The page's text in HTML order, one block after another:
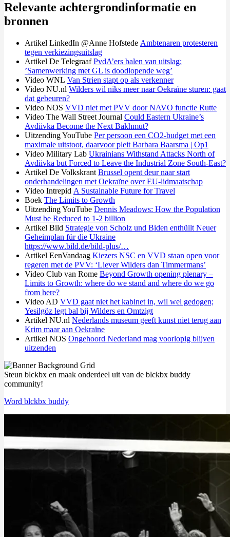
Relevante achtergrondinformatie en
bronnen
Artikel LinkedIn @Anne Hofstede Ambtenaren protesteren
tegen verkiezingsuitslag
Artikel De TelegraafPvdA’ers balen van uitslag:
’Samenwerking met GL is doodlopende weg’
Video WNL Van Strien stapt op als verkenner
Video NU.nl Wilders wil niks meer naar Oekraïne sturen: gaat
dat gebeuren?
Video NOS VVD niet met PVV door NAVO functie Rutte
Video The Wall Street Journal Could Eastern Ukraine’s
Avdiivka Become the Next Bakhmut?
Uitzending YouTube Per persoon een CO2-budget met een
maximale uitstoot, daarvoor pleit Barbara Baarsma | Op1
Video Military Lab Ukrainians Withstand Attacks North of
Avdiivka but Forced to Leave the Industrial Zone South-East?
Artikel De Volkskrant Brussel opent deur naar start
onderhandelingen met Oekraïne over EU-lidmaatschap
Video Intrepid A Sustainable Future for Travel
Boek The Limits to Growth
Uitzending YouTube Dennis Meadows: How the Population
Must be Reduced to 1-2 billion
Artikel Bild Strategie von Scholz und Biden enthüllt Neuer
Geheimplan für die Ukraine
https://www.bild.de/bild-plus/…
Artikel EenVandaag Kiezers NSC en VVD staan open voor
regeren met de PVV: ‘Liever Wilders dan Timmermans’
Video Club van Rome Beyond Growth opening plenary –
Limits to Growth: where do we stand and where do we go
from here?
Video AD VVD gaat niet het kabinet in, wil wel gedogen;
Yesilgöz legt bal bij Wilders en Omtzigt
Artikel NU.nl Nederlands museum geeft kunst niet terug aan
Krim maar aan Oekraïne
Artikel NOS Ongehoord Nederland mag voorlopig blijven
uitzenden
Steun blckbx en maak onderdeel uit van de blckbx buddy
community!
Word blckbx buddy